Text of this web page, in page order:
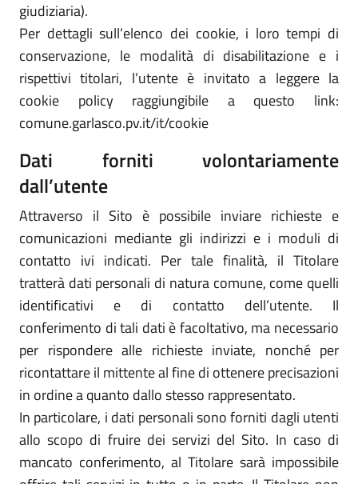
giudiziaria).
Per dettagli sull’elenco dei cookie, i loro tempi di
conservazione, le modalità di disabilitazione e i
rispettivi titolari, l’utente è invitato a leggere la
cookie policy raggiungibile a questo link:
comune.garlasco.pv.it/it/cookie
Dati forniti volontariamente
dall’utente
Attraverso il Sito è possibile inviare richieste e
comunicazioni mediante gli indirizzi e i moduli di
contatto ivi indicati. Per tale finalità, il Titolare
tratterà dati personali di natura comune, come quelli
identificativi e di contatto dell’utente. Il
conferimento di tali dati è facoltativo, ma necessario
per rispondere alle richieste inviate, nonché per
ricontattare il mittente al fine di ottenere precisazioni
in ordine a quanto dallo stesso rappresentato.
In particolare, i dati personali sono forniti dagli utenti
allo scopo di fruire dei servizi del Sito. In caso di
mancato conferimento, al Titolare sarà impossibile